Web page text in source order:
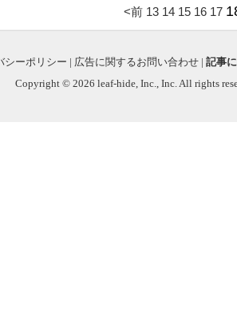
<前 13 14 15 16 17
シーポリシー | 広告に関するお問い合わせ | 記事
Copyright © 2026 leaf-hide, Inc., Inc. All rights